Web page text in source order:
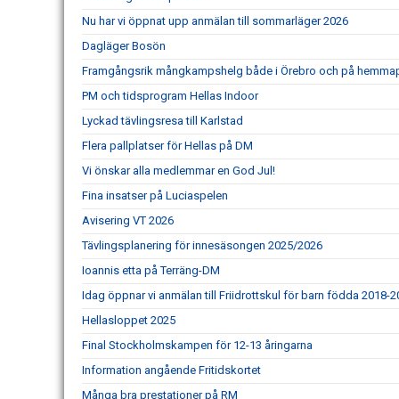
Nu har vi öppnat upp anmälan till sommarläger 2026
Dagläger Bosön
Framgångsrik mångkampshelg både i Örebro och på
PM och tidsprogram Hellas Indoor
Lyckad tävlingsresa till Karlstad
Flera pallplatser för Hellas på DM
Vi önskar alla medlemmar en God Jul!
Fina insatser på Luciaspelen
Avisering VT 2026
Tävlingsplanering för innesäsongen 2025/2026
Ioannis etta på Terräng-DM
Idag öppnar vi anmälan till Friidrottskul för barn födda 2018-
Hellasloppet 2025
Final Stockholmskampen för 12-13 åringarna
Information angående Fritidskortet
Många bra prestationer på RM